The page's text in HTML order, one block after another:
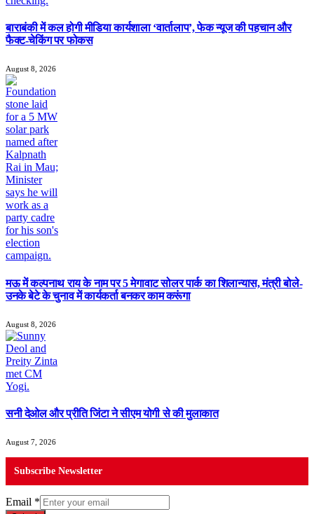
बाराबंकी में कल होगी मीडिया कार्यशाला ‘वार्तालाप’, फेक न्यूज की पहचान और
फैक्ट-चेकिंग पर फोकस
August 8, 2026
मऊ में कल्पनाथ राय के नाम पर 5 मेगावाट सोलर पार्क का शिलान्यास, मंत्री बोले-
उनके बेटे के चुनाव में कार्यकर्ता बनकर काम करूंगा
August 8, 2026
सनी देओल और प्रीति जिंटा ने सीएम योगी से की मुलाकात
August 7, 2026
Subscribe Newsletter
Email *